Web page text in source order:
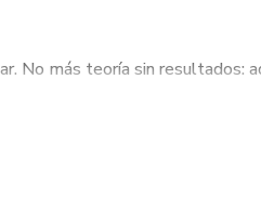
No más teoría sin resultados: